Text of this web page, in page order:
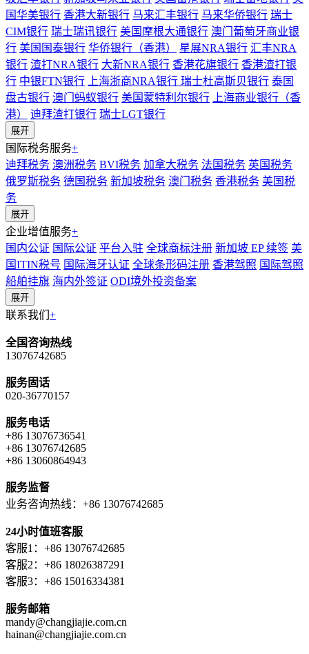
国华美银行 香港大新银行 马来汇丰银行 马来华侨银行 瑞士
CIM银行 瑞士瑞讯银行 美国摩根大通银行 澳门葡萄牙商业银
行 美国国泰银行 华侨银行（香港） 星展NRA银行 汇丰NRA
银行 渣打NRA银行 大新NRA银行 香港花旗银行 香港渣打银
行 中银FTN银行 上海浙商NRA银行 瑞士杜高斯贝银行 泰国
盘古银行 澳门蚂蚁银行 美国蒙特利尔银行
上海商业银行（香
港）
迪拜渣打银行 瑞士LGT银行
展开
国际税务服务+
迪拜税务 澳洲税务 BVI税务 加拿大税务 法国税务 英国税务
俄罗斯税务 德国税务 新加坡税务 澳门税务 香港税务 美国税
务
展开
企业增值服务+
国内公证 国际公证 平台入驻 全球商标注册 新加坡 EP 续签 美
国ITIN税号 国际海牙认证 全球条形码注册 香港驾照 国际驾照
船舶挂旗 海内外签证 ODI境外投资备案
展开
联系我们 +
全国咨询热线
13076742685
服务固话
020-36770157
服务电话
+86 13076736541
+86 13076742685
+86 13060864943
服务监督
业务咨询热线：+86 13076742685
24小时值班客服
客服1：+86 13076742685
客服2：+86 18026387291
客服3：+86 15016334381
服务邮箱
mandy@changjiajie.com.cn
hainan@changjiajie.com.cn